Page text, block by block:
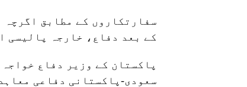
سفارتکاروں کے مطابق
کے بعد دفاع، خارجہ پالیسی
پاکستان کے وزیر دفاع
سعودی-پاکستانی دفاعی